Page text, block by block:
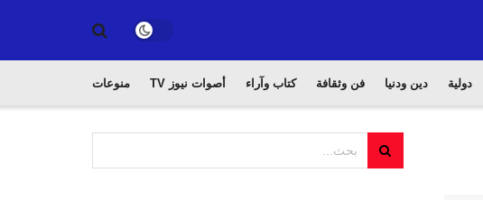
دولية دين ودنيا فن وثقافة كتاب وآراء أصوات نيوز TV منوعات